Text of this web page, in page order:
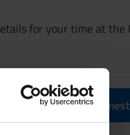
for your time at the
to the modules per